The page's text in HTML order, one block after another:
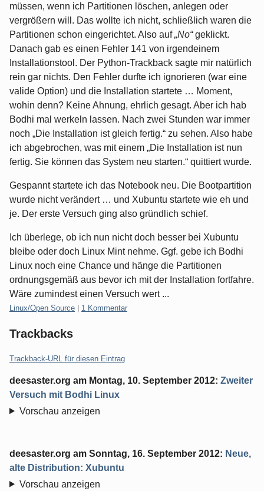
müssen, wenn ich Partitionen löschen, anlegen oder
vergrößern will. Das wollte ich nicht, schließlich waren die
Partitionen schon eingerichtet. Also auf„No“geklickt.
Danach gab es einen Fehler 141 von irgendeinem
Installationstool. Der Python-Trackback sagte mir natürlich
rein gar nichts. Den Fehler durfte ich ignorieren (war eine
valide Option) und die Installation startete … Moment,
wohin denn? Keine Ahnung, ehrlich gesagt. Aber ich hab
Bodhi mal werkeln lassen. Nach zwei Stunden war immer
noch „Die Installation ist gleich fertig.“ zu sehen. Also habe
ich abgebrochen, was mit einem „Die Installation ist nun
fertig. Sie können das System neu starten.“ quittiert wurde.
Gespannt startete ich das Notebook neu. Die Bootpartition
wurde nicht verändert … und Xubuntu startete wie eh und
je. Der erste Versuch ging also gründlich schief.
Ich überlege, ob ich nun nicht doch besser bei Xubuntu
bleibe oder doch Linux Mint nehme. Ggf. gebe ich Bodhi
Linux noch eine Chance und hänge die Partitionen
ordnungsgemäß aus bevor ich mit der Installation fortfahre.
Wäre zumindest einen Versuch wert ...
Kategorien:
Linux/Open Source | 1 Kommentar
Trackbacks
Trackback-URL für diesen Eintrag
deesaster.org am Montag, 10. September 2012: Zweiter
Versuch mit Bodhi Linux
Vorschau anzeigen
deesaster.org am Sonntag, 16. September 2012: Neue,
alte Distribution: Xubuntu
Vorschau anzeigen